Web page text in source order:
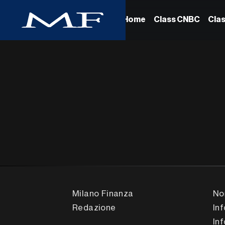
Home Class CNBC
Milano Finanza
Redazione